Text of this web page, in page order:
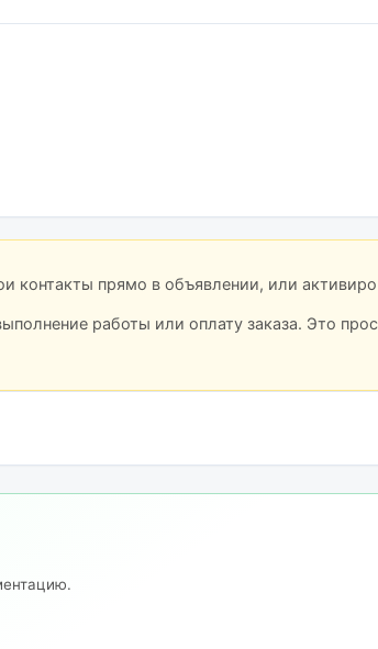
контакты прямо в объявлении, или
работы или оплату заказа. Это